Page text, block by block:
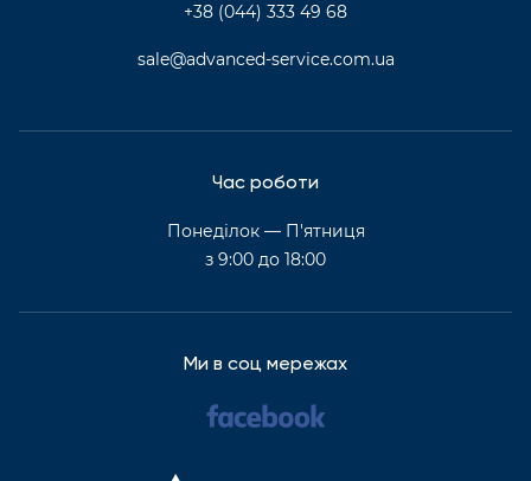
+38 (044) 333 49 68
sale@advanced-service.com.ua
Час роботи
Понеділок — П'ятниця
з 9:00 до 18:00
Ми в соц мережах